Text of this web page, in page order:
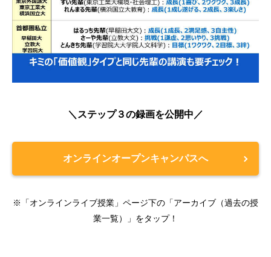
＼ステップ３の録画を公開中／
オンラインオープンキャンパスへ
※「オンラインライブ授業」ページ下の「アーカイブ（過去の授
業一覧）」をタップ！